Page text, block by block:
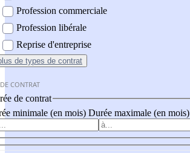
Profession commerciale
Profession libérale
Reprise d'entreprise
de types de contrat
CONTRAT
de contrat
minimale (en mois) Durée maximale (en mois)